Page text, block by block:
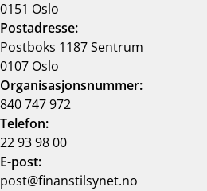
0151 Oslo
Postadresse:
Postboks 1187 Sentrum
0107 Oslo
Organisasjonsnummer:
840 747 972
Telefon:
22 93 98 00
E-post:
post@finanstilsynet.no